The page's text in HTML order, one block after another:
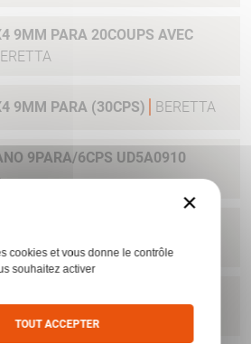
9MM PARA 20COUPS AVEC
9MM PARA (30CPS) BERETTA
9PARA/6CPS UD5A0910
9PARA/8CPS E00635
BERETTA
×
cookies et vous donne le contrôle
souhaitez activer
TOUT ACCEPTER